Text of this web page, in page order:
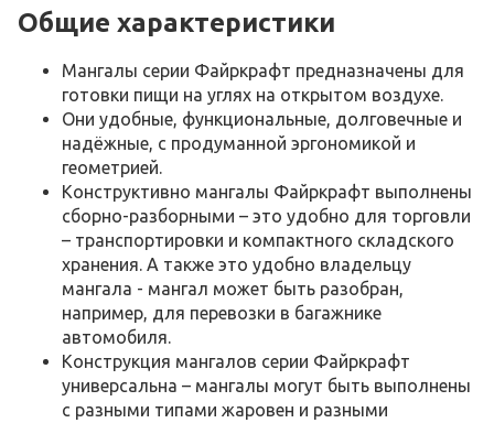
Общие характеристики
Мангалы серии Файркрафт предназначены для
готовки пищи на углях на открытом воздухе.
Они удобные, функциональные, долговечные и
надёжные, с продуманной эргономикой и
геометрией.
Конструктивно мангалы Файркрафт выполнены
сборно-разборными – это удобно для торговли
– транспортировки и компактного складского
хранения. А также это удобно владельцу
мангала - мангал может быть разобран,
например, для перевозки в багажнике
автомобиля.
Конструкция мангалов серии Файркрафт
универсальна – мангалы могут быть выполнены
с разными типами жаровен и разными